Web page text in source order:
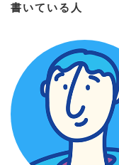
書いている人